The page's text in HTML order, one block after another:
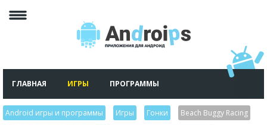
ГЛАВНАЯ ИГРЫ ПРОГРАММЫ
Android игры и программы Игры Гонки Beach Buggy Racing